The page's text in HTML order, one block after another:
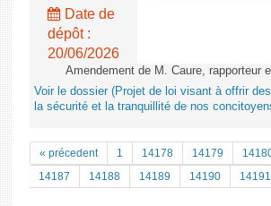
Date de
dépôt :
20/06/2026
Amendement de M. Caure, rapporteur
Voir le dossier (Projet de loi visant à offrir
la sécurité et la tranquillité de nos
« précedent 1 14178 14179
14187
14188 14189 14190 14191